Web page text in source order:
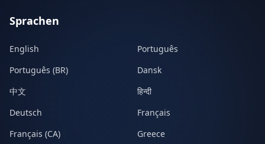
Sprachen
English
Português
Português (BR)
Dansk
中文
हिन्दी
Deutsch
Français
Français (CA)
Greece